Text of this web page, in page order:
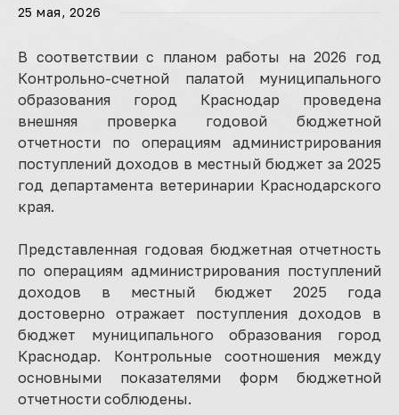
25 мая, 2026
В соответствии с планом работы на 2026 год
Контрольно-счетной палатой муниципального
образования город Краснодар проведена
внешняя проверка годовой бюджетной
отчетности по операциям администрирования
поступлений доходов в местный бюджет за 2025
год департамента ветеринарии Краснодарского
края.
Представленная годовая бюджетная отчетность
по операциям администрирования поступлений
доходов в местный бюджет 2025 года
достоверно отражает поступления доходов в
бюджет муниципального образования город
Краснодар. Контрольные соотношения между
основными показателями форм бюджетной
отчетности соблюдены.